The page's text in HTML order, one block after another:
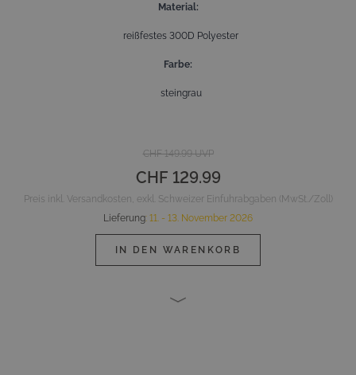
Material
reißfestes 300D Polyester
Farbe
steingrau
CHF 149.99UVP
CHF 129.99
Preis inkl. Versandkosten, exkl. Schweizer Einfuhrabgaben (MwSt./Zoll)
Lieferung: 11. - 13. November 2026
IN DEN WARENKORB